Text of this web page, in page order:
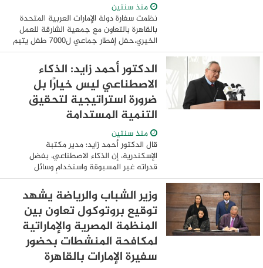
منذ سنتين
نظمت سفارة دولة الإمارات العربية المتحدة
بالقاهرة بالتعاون مع جمعية الشارقة للعمل
الخيري،حفل إفطار جماعي ل٧٠٠٠ طفل يتيم
مع مرافقيهم،وذلك بمناسبة يوم زايد للعمل
الإنساني، يوم العطاء والإخاء، وذلك ...
الدكتور أحمد زايد: الذكاء
الاصطناعي ليس خيارًا بل
ضرورة استراتيجية لتحقيق
التنمية المستدامة
منذ سنتين
قال الدكتور أحمد زايد؛ مدير مكتبة
الإسكندرية، إن الذكاء الاصطناعي، بفضل
قدراته غير المسبوقة واستخدام وسائل
التكنولوجيا المتسارعة الوتيرة، أصبح من
المحركات الرئيسية للابتكار والتحول في
مختلف القطاعات. ...
وزير الشباب والرياضة يشهد
توقيع بروتوكول تعاون بين
المنظمة المصرية والإماراتية
لمكافحة المنشطات بحضور
سفيرة الإمارات بالقاهرة